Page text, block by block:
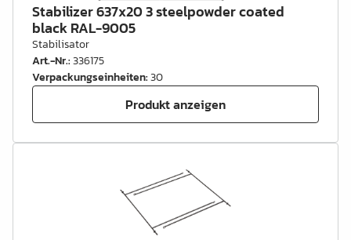
Stabilizer 637x20 3 steelpowder coated
black RAL-9005
Stabilisator
Art.-Nr.:336175
Verpackungseinheiten:30
Produkt anzeigen